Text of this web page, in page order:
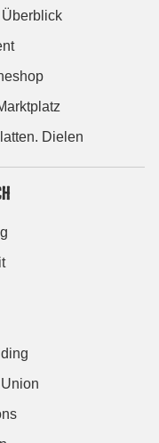
Dielen